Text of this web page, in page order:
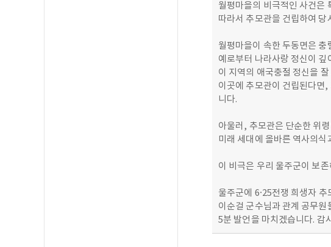
월평마을의 비극적인 사건은
따라서 추모관을 건립하여
월평마을이 속한 두동면은
예로부터 나라사랑 정신이
이 지역의 애국충절 정신을
이곳에 추모관이 건립된다면
니다.
아울러, 추모관은 단순한 위
미래 세대에 올바른 역사의
이 비극은 우리 울주군이 보
울주군에 6·25전쟁 희생자
이순걸 군수님과 관계 공무
5분 발언을 마치겠습니다. 감